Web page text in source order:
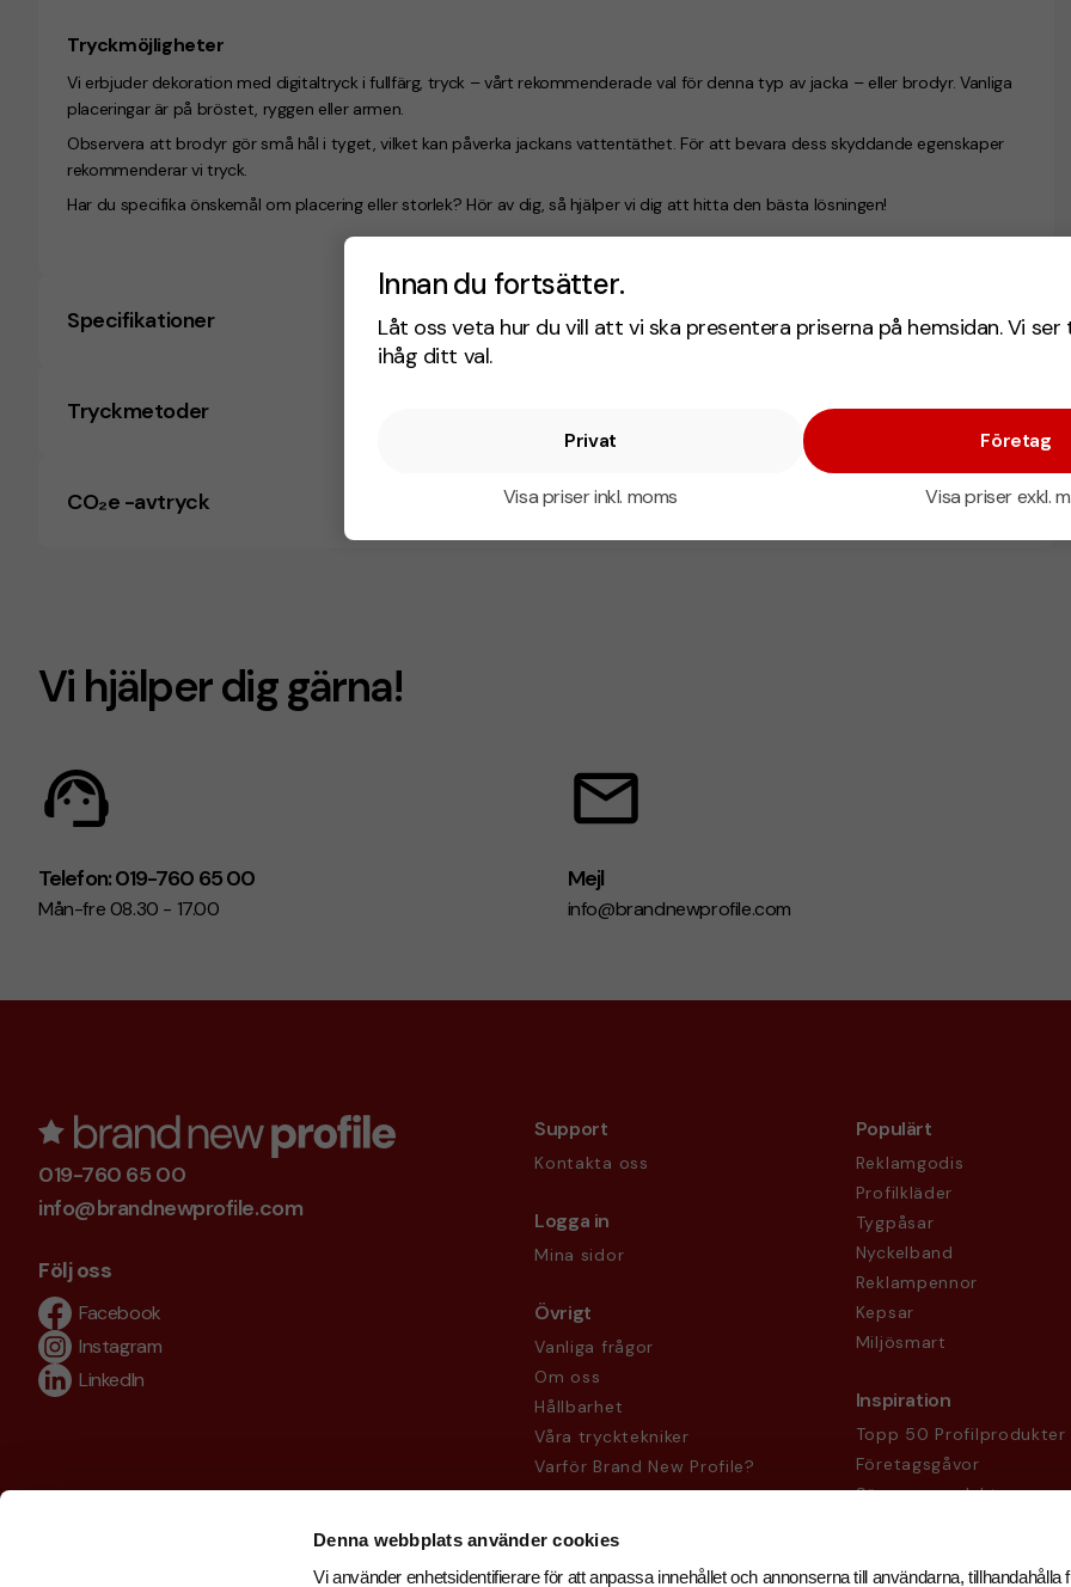
Denna webbplats använder cookies
Vi använder enhetsidentifierare för att anpassa innehållet och annonserna till användarna, tillhandahålla
Innan du fortsätter.
Låt oss veta hur du vill att vi ska presentera priserna på hemsidan. Vi
ihåg ditt val.
Privat
Visa priser inkl. moms
Företag
Visa priser exkl.
Tryckmöjligheter
Vi erbjuder dekoration med digitaltryck i fullfärg, tryck – vårt rekommenderade val för denna typ av jacka – eller brodyr. Vanliga
placeringar är på bröstet, ryggen eller armen.
Observera att brodyr gör små hål i tyget, vilket kan påverka jackans vattentäthet. För att bevara dess skyddande egenskaper
rekommenderar vi tryck.
Har du specifika önskemål om placering eller storlek? Hör av dig, så hjälper vi dig att hitta den bästa lösningen!
Specifikationer
Tryckmetoder
CO₂e -avtryck
Vi hjälper dig gärna!
Telefon: 019-760 65 00
Mån-fre 08.30 - 17.00
Mejl
info@brandnewprofile.com
019-760 65 00
info@brandnewprofile.com
Följ oss
Facebook
Instagram
LinkedIn
Support
Kontakta oss
Logga in
Mina sidor
Övrigt
Vanliga frågor
Om oss
Hållbarhet
Våra trycktekniker
Varför Brand New Profile?
Köpvillkor
Populärt
Reklamgodis
Profilkläder
Tygpåsar
Nyckelband
Reklampennor
Kepsar
Miljösmart
Inspiration
Topp 50 Profilprodukter
Företagsgåvor
Säsongsprodukter